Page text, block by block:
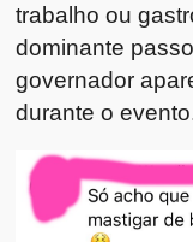
trabalho ou
dominante
governador
durante o